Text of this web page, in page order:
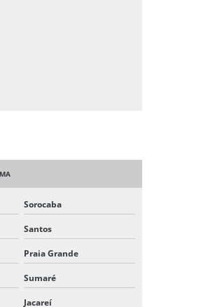
TRANSPORTE DE
RODOVIÁRIO
RODOVIÁRIO
A ROTA
TRANSPORTE
MA
Sorocaba
Santos
Praia Grande
Sumaré
Jacareí